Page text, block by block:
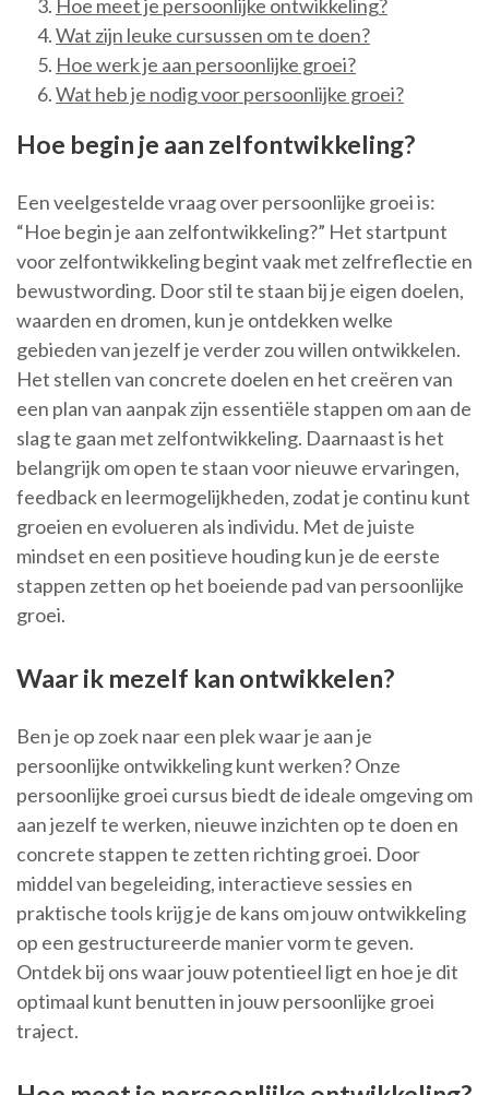
Hoe meet je persoonlijke ontwikkeling?
Wat zijn leuke cursussen om te doen?
Hoe werk je aan persoonlijke groei?
Wat heb je nodig voor persoonlijke groei?
Hoe begin je aan zelfontwikkeling?
Een veelgestelde vraag over persoonlijke groei is:
“Hoe begin je aan zelfontwikkeling?” Het startpunt
voor zelfontwikkeling begint vaak met zelfreflectie en
bewustwording. Door stil te staan bij je eigen doelen,
waarden en dromen, kun je ontdekken welke
gebieden van jezelf je verder zou willen ontwikkelen.
Het stellen van concrete doelen en het creëren van
een plan van aanpak zijn essentiële stappen om aan de
slag te gaan met zelfontwikkeling. Daarnaast is het
belangrijk om open te staan voor nieuwe ervaringen,
feedback en leermogelijkheden, zodat je continu kunt
groeien en evolueren als individu. Met de juiste
mindset en een positieve houding kun je de eerste
stappen zetten op het boeiende pad van persoonlijke
groei.
Waar ik mezelf kan ontwikkelen?
Ben je op zoek naar een plek waar je aan je
persoonlijke ontwikkeling kunt werken? Onze
persoonlijke groei cursus biedt de ideale omgeving om
aan jezelf te werken, nieuwe inzichten op te doen en
concrete stappen te zetten richting groei. Door
middel van begeleiding, interactieve sessies en
praktische tools krijg je de kans om jouw ontwikkeling
op een gestructureerde manier vorm te geven.
Ontdek bij ons waar jouw potentieel ligt en hoe je dit
optimaal kunt benutten in jouw persoonlijke groei
traject.